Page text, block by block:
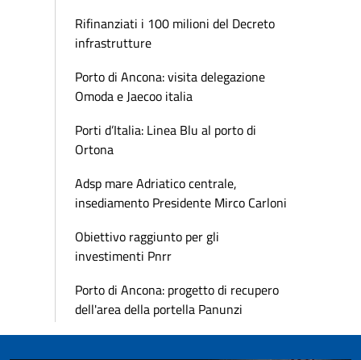
Rifinanziati i 100 milioni del Decreto
infrastrutture
Porto di Ancona: visita delegazione
Omoda e Jaecoo italia
Porti d’Italia: Linea Blu al porto di
Ortona
Adsp mare Adriatico centrale,
insediamento Presidente Mirco Carloni
Obiettivo raggiunto per gli
investimenti Pnrr
Porto di Ancona: progetto di recupero
dell'area della portella Panunzi